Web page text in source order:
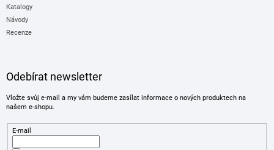
Katalogy
Návody
Recenze
Odebírat newsletter
Vložte svůj e-mail a my vám budeme zasílat informace o nových produktech na
našem e-shopu.
E-mail